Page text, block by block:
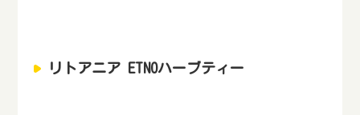
リトアニア ETNOハーブティー